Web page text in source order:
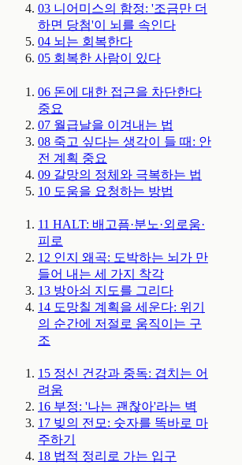
03 니어미스의 함정: '조금만 더
하면 당첨'이 뇌를 속인다
04 뇌는 회복한다
05 회복한 사람이 있다
06 돈에 대한 접근을 차단한다
중요
07 월급날을 이겨내는 법
08 죽고 싶다는 생각이 들 때: 안
전 계획 중요
09 갈망의 정체와 극복하는 법
10 도움을 요청하는 방법
11 HALT: 배고픔·분노·외로움·
피로
12 인지 왜곡: 도박하는 뇌가 만
들어 내는 세 가지 착각
13 방아쇠 지도를 그리다
14 도망칠 계획을 세운다: 위기
의 순간에 저절로 움직이는 구
조
15 정신 건강과 중독: 겹치는 어
려움
16 부정: '나는 괜찮아'라는 벽
17 빚의 전모: 숫자를 똑바로 마
주하기
18 법적 정리로 가는 입구